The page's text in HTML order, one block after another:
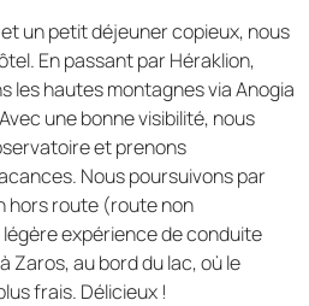
un petit déjeuner copieux, nous
En passant par Héraklion,
les hautes montagnes via Anogia
une bonne visibilité, nous
et prenons
Nous poursuivons par
hors route (route non
expérience de conduite
Zaros, au bord du lac, où le
frais. Délicieux !